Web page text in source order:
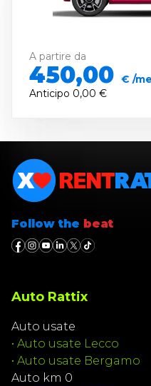
A partire da
450,00 € /
Anticipo 0,00 €
Follow the beat
Auto Rattix
Auto usate
• Auto usate Lecco
• Auto usate Bergamo
Auto km 0